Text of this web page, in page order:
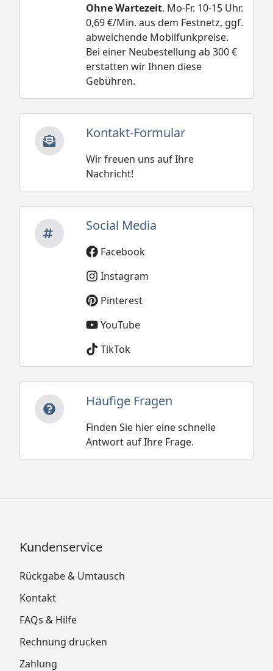
Ohne Wartezeit. Mo-Fr. 10-15 Uhr.
0,69 €/Min. aus dem Festnetz, ggf.
abweichende Mobilfunkpreise.
Bei einer Neubestellung ab 300 €
erstatten wir Ihnen diese
Gebühren.
Kontakt-Formular
Wir freuen uns auf Ihre
Nachricht!
Social Media
Facebook
Instagram
Pinterest
YouTube
TikTok
Häufige Fragen
Finden Sie hier eine schnelle
Antwort auf Ihre Frage.
Kundenservice
Rückgabe & Umtausch
Kontakt
FAQs & Hilfe
Rechnung drucken
Zahlung